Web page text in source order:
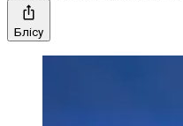
Бөлісу